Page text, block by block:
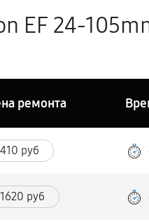
EF 24-
ремонта
410 руб
1620 руб